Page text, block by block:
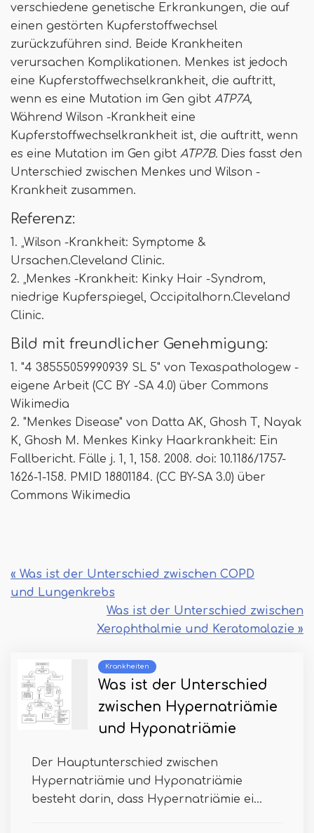
verschiedene genetische Erkrankungen, die auf
einen gestörten Kupferstoffwechsel
zurückzuführen sind. Beide Krankheiten
verursachen Komplikationen. Menkes ist jedoch
eine Kupferstoffwechselkrankheit, die auftritt,
wenn es eine Mutation im Gen gibt ATP7A,
Während Wilson -Krankheit eine
Kupferstoffwechselkrankheit ist, die auftritt, wenn
es eine Mutation im Gen gibt ATP7B. Dies fasst den
Unterschied zwischen Menkes und Wilson -
Krankheit zusammen.
Referenz:
1. „Wilson -Krankheit: Symptome &
Ursachen.Cleveland Clinic.
2. „Menkes -Krankheit: Kinky Hair -Syndrom,
niedrige Kupferspiegel, Occipitalhorn.Cleveland
Clinic.
Bild mit freundlicher Genehmigung:
1. "4 38555059990939 SL 5" von Texaspathologew -
eigene Arbeit (CC BY -SA 4.0) über Commons
Wikimedia
2. "Menkes Disease" von Datta AK, Ghosh T, Nayak
K, Ghosh M. Menkes Kinky Haarkrankheit: Ein
Fallbericht. Fälle j. 1, 1, 158. 2008. doi: 10.1186/1757-
1626-1-158. PMID 18801184. (CC BY-SA 3.0) über
Commons Wikimedia
« Was ist der Unterschied zwischen COPD
und Lungenkrebs
Was ist der Unterschied zwischen
Xerophthalmie und Keratomalazie »
Krankheiten
Was ist der Unterschied
zwischen Hypernatriämie
und Hyponatriämie
Der Hauptunterschied zwischen
Hypernatriämie und Hyponatriämie
besteht darin, dass Hypernatriämie ei...